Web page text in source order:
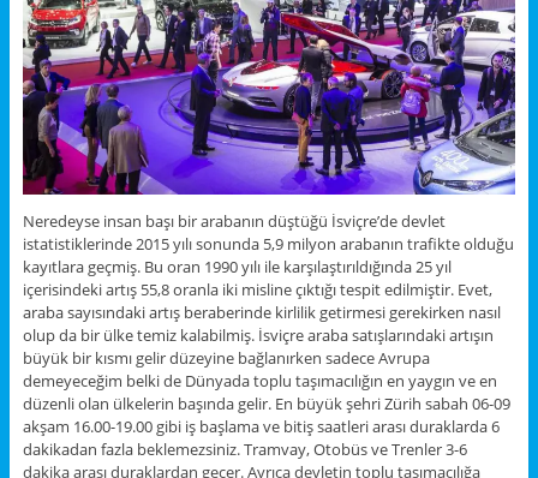
Neredeyse insan başı bir arabanın düştüğü İsviçre’de devlet
istatistiklerinde 2015 yılı sonunda 5,9 milyon arabanın trafikte olduğu
kayıtlara geçmiş. Bu oran 1990 yılı ile karşılaştırıldığında 25 yıl
içerisindeki artış 55,8 oranla iki misline çıktığı tespit edilmiştir. Evet,
araba sayısındaki artış beraberinde kirlilik getirmesi gerekirken nasıl
olup da bir ülke temiz kalabilmiş. İsviçre araba satışlarındaki artışın
büyük bir kısmı gelir düzeyine bağlanırken sadece Avrupa
demeyeceğim belki de Dünyada toplu taşımacılığın en yaygın ve en
düzenli olan ülkelerin başında gelir. En büyük şehri Zürih sabah 06-09
akşam 16.00-19.00 gibi iş başlama ve bitiş saatleri arası duraklarda 6
dakikadan fazla beklemezsiniz. Tramvay, Otobüs ve Trenler 3-6
dakika arası duraklardan geçer. Ayrıca devletin toplu taşımacılığa